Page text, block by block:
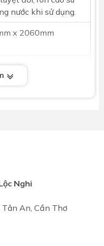
nước khi sử dụng.
x 2060mm
bởi Euroca
nước, khay đế,
độ bền cao
tuyến
Nghi
An, Cần Thơ